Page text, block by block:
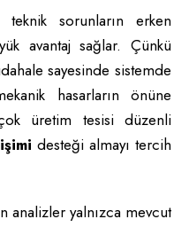
teknik sorunların erken
avantaj sağlar. Çünkü
sayesinde sistemde
hasarların önüne
üretim tesisi düzenli
desteği almayı tercih
analizler yalnızca mevcut